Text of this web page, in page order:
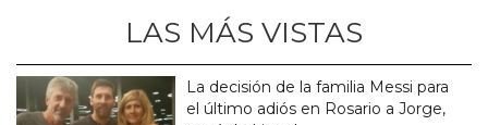
LAS MÁS VISTAS
La decisión de la familia Messi para
el último adiós en Rosario a Jorge,